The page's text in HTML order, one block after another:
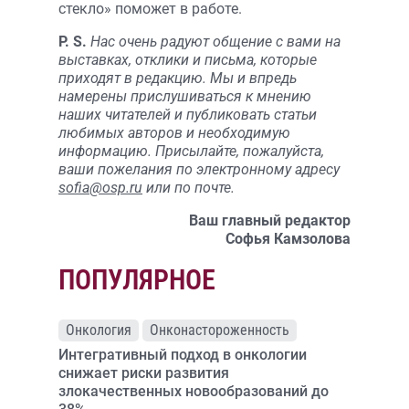
стекло» поможет в работе.
P. S. Нас очень радуют общение с вами на
выставках, отклики и письма, которые
приходят в редакцию. Мы и впредь
намерены прислушиваться к мнению
наших читателей и публиковать статьи
любимых авторов и необходимую
информацию. Присылайте, пожалуйста,
ваши пожелания по электронному адресу
sofia@osp.ru или по почте.
Ваш главный редактор
Софья Камзолова
ПОПУЛЯРНОЕ
Онкология
Онконастороженность
Интегративный подход в онкологии
снижает риски развития
злокачественных новообразований до